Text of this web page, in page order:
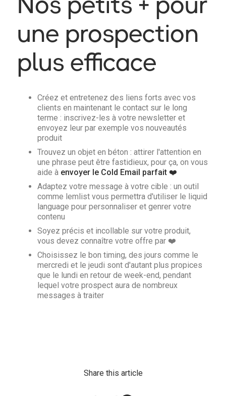
une prospection
plus efficace
Créez et entretenez des liens forts avec vos
clients en maintenant le contact sur le long
terme : inscrivez-les à votre newsletter et
envoyez leur par exemple vos nouveautés
produit
Trouvez un objet en béton : attirer l'attention en
une phrase peut être fastidieux, pour ça, on vous
aide à envoyer le Cold Email parfait ❤️
Adaptez votre message à votre cible : un outil
comme lemlist vous permettra d'utiliser le liquid
language pour personnaliser et genrer votre
contenu
Soyez précis et incollable sur votre produit,
vous devez connaître votre offre par ❤️
Choisissez le bon timing, des jours comme le
mercredi et le jeudi sont d'autant plus propices
que le lundi en retour de week-end, pendant
lequel votre prospect aura de nombreux
messages à traiter
Share this article